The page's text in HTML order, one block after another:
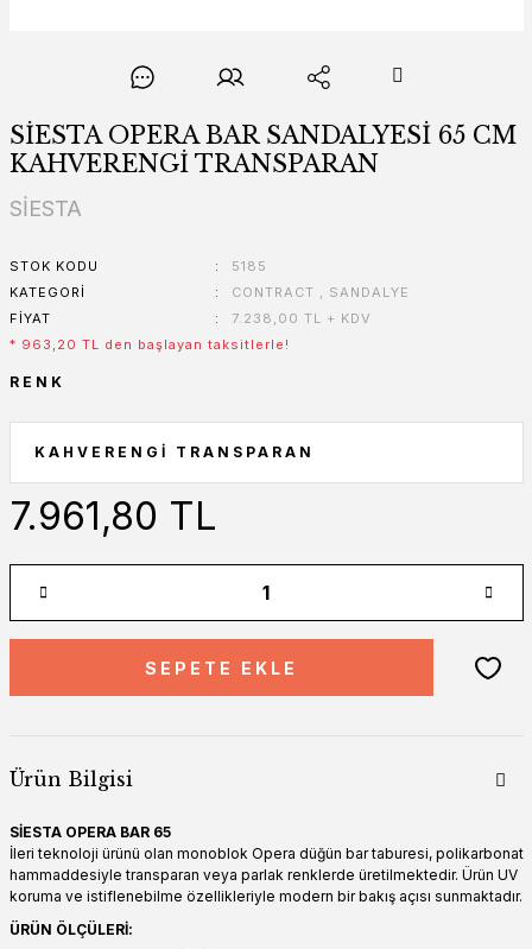
SİESTA OPERA BAR SANDALYESİ 65 CM
KAHVERENGİ TRANSPARAN
SİESTA
STOK KODU
5185
KATEGORI
CONTRACT , SANDALYE
FIYAT
7.238,00 TL + KDV
* 963,20 TL den başlayan taksitlerle!
RENK
7.961,80 TL
SEPETE EKLE
Ürün Bilgisi
SİESTA OPERA BAR 65
İleri teknoloji ürünü olan monoblok Opera düğün bar taburesi, polikarbonat
hammaddesiyle transparan veya parlak renklerde üretilmektedir. Ürün UV
koruma ve istiflenebilme özellikleriyle modern bir bakış açısı sunmaktadır.
ÜRÜN ÖLÇÜLERİ: